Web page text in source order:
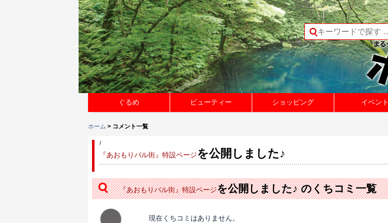
ぐるめ ビューティー ショッピング イベント
ホーム > コメント一覧
/
『あおもりバル街』特設ページを公開しました♪
『あおもりバル街』特設ページを公開しました♪ のくちコミ一覧
現在くちコミはありません。